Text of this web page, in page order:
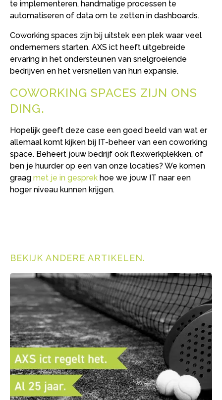
te implementeren, handmatige processen te
automatiseren of data om te zetten in dashboards.
Coworking spaces zijn bij uitstek een plek waar veel
ondernemers starten. AXS ict heeft uitgebreide
ervaring in het ondersteunen van snelgroeiende
bedrijven en het versnellen van hun expansie.
COWORKING SPACES ZIJN ONS
DING
Hopelijk geeft deze case een goed beeld van wat er
allemaal komt kijken bij IT-beheer van een coworking
space. Beheert jouw bedrijf ook flexwerkplekken, of
ben je huurder op een van onze locaties? We komen
graag met je in gesprek hoe we jouw IT naar een
hoger niveau kunnen krijgen.
BEKIJK ANDERE ARTIKELEN.